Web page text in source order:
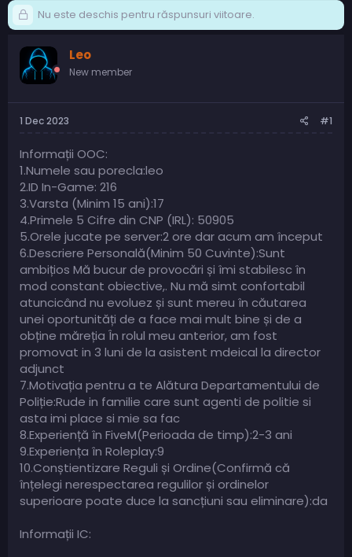
Nu este deschis pentru răspunsuri viitoare.
Leo
New member
1 Dec 2023 #1
Informații OOC:
1.Numele sau porecla:leo
2.ID In-Game: 216
3.Varsta (Minim 15 ani):17
4.Primele 5 Cifre din CNP (IRL): 50905
5.Orele jucate pe server:2 ore dar acum am început
6.Descriere Personală(Minim 50 Cuvinte):Sunt
ambițios Mă bucur de provocări și îmi stabilesc în
mod constant obiective,. Nu mă simt confortabil
atuncicând nu evoluez și sunt mereu în căutarea
unei oportunități de a face mai mult bine și de a
obține măreția În rolul meu anterior, am fost
promovat in 3 luni de la asistent mdeical la director
adjunct
7.Motivația pentru a te Alătura Departamentului de
Poliție:Rude in familie care sunt agenti de politie si
asta imi place si mie sa fac
8.Experiență în FiveM(Perioada de timp):2-3 ani
9.Experiența în Roleplay:9
10.Conștientizare Reguli și Ordine(Confirmă că
înțelegi nerespectarea regulilor și ordinelor
superioare poate duce la sancțiuni sau eliminare):da
Informații IC: